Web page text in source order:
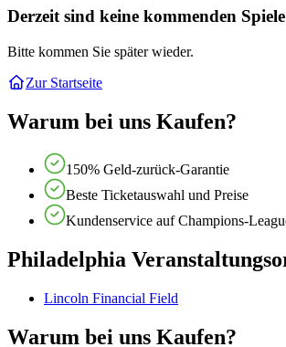
Derzeit sind keine kommenden
Bitte kommen Sie später wieder.
Zur Startseite
Warum bei uns Kaufen?
150% Geld-zurück-Garantie
Beste Ticketauswahl und Preise
Kundenservice auf Champions-
Philadelphia
Lincoln Financial Field
Warum bei uns Kaufen?